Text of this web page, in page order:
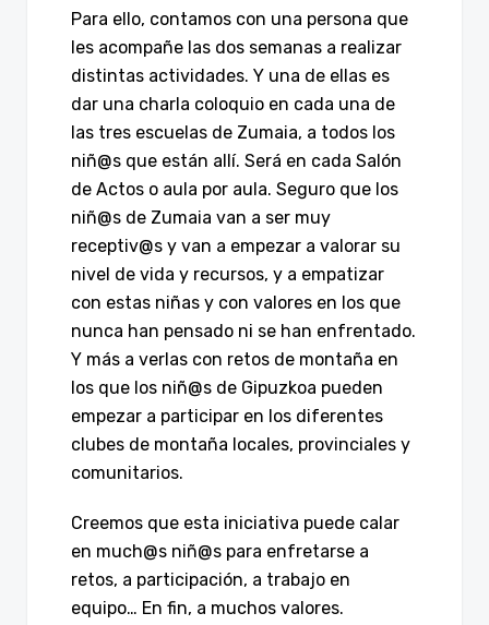
Para ello, contamos con una persona que
les acompañe las dos semanas a realizar
distintas actividades. Y una de ellas es
dar una charla coloquio en cada una de
las tres escuelas de Zumaia, a todos los
niñ@s que están allí. Será en cada Salón
de Actos o aula por aula. Seguro que los
niñ@s de Zumaia van a ser muy
receptiv@s y van a empezar a valorar su
nivel de vida y recursos, y a empatizar
con estas niñas y con valores en los que
nunca han pensado ni se han enfrentado.
Y más a verlas con retos de montaña en
los que los niñ@s de Gipuzkoa pueden
empezar a participar en los diferentes
clubes de montaña locales, provinciales y
comunitarios.
Creemos que esta iniciativa puede calar
en much@s niñ@s para enfretarse a
retos, a participación, a trabajo en
equipo… En fin, a muchos valores.